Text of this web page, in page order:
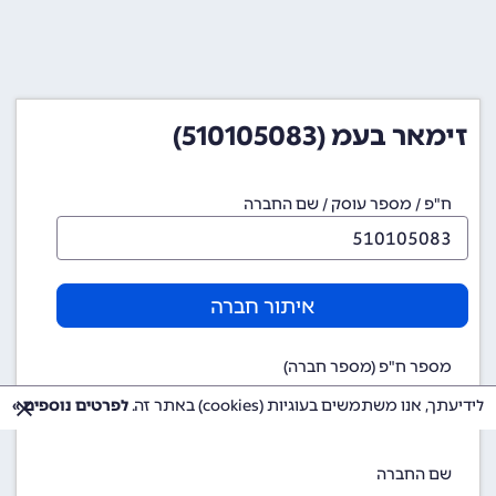
זימאר בעמ (510105083)
ח"פ / מספר עוסק / שם החברה
איתור חברה
מספר ח"פ (מספר חברה)
510105083
שם החברה
לידיעתך, אנו משתמשים בעוגיות (cookies) באתר זה. לפרטים נוספים »